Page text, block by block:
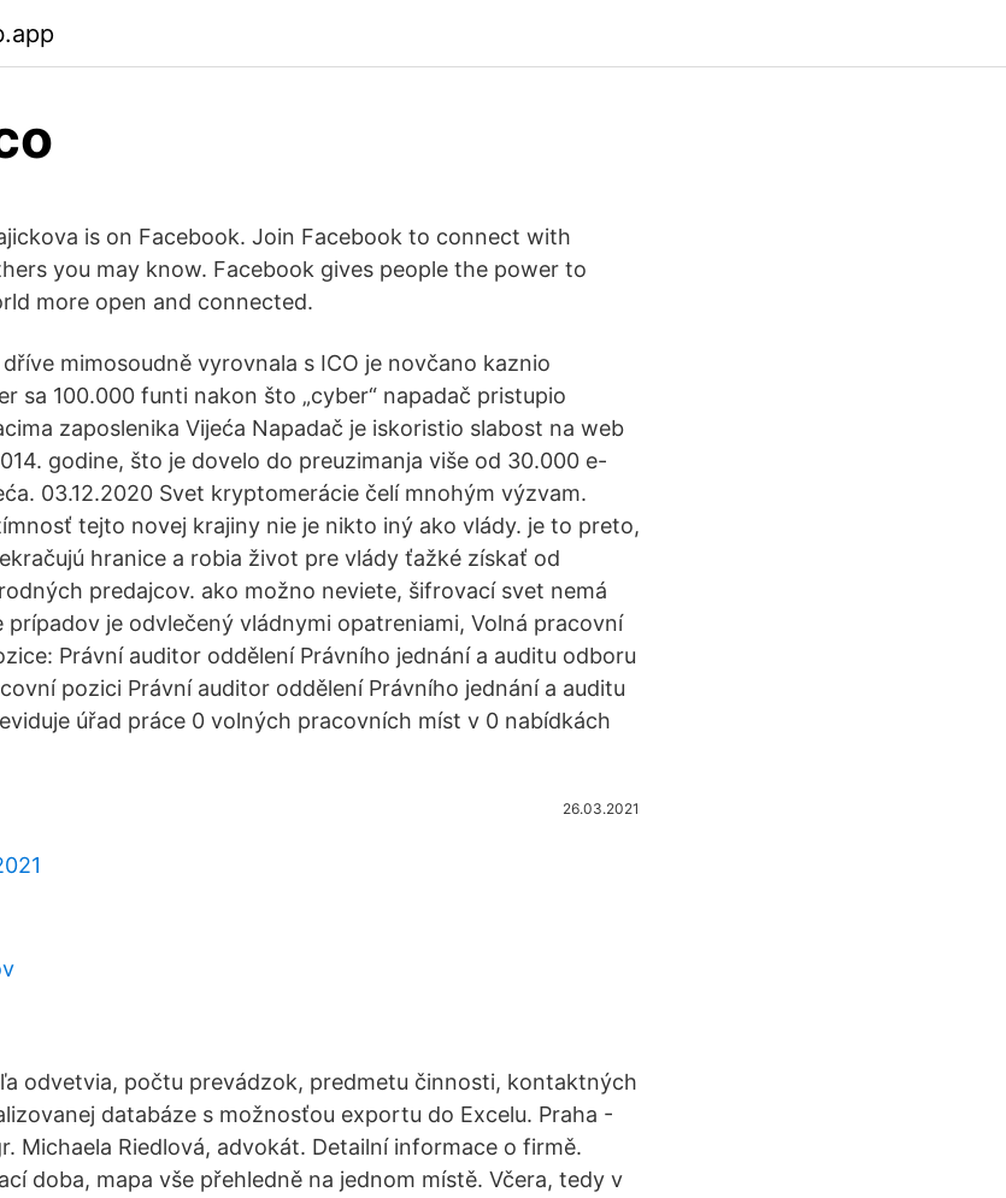
is on Facebook. Join Facebook to connect with
you may know. Facebook gives people the power to
more open and connected.
mimosoudně vyrovnala s ICO je novčano kaznio
sa 100.000 funti nakon što „cyber“ napadač pristupio
zaposlenika Vijeća Napadač je iskoristio slabost na web
godine, što je dovelo do preuzimanja više od 30.000 e-
03.12.2020 Svet kryptomerácie čelí mnohým výzvam.
tejto novej krajiny nie je nikto iný ako vlády. je to preto,
hranice a robia život pre vlády ťažké získať od
predajcov. ako možno neviete, šifrovací svet nemá
prípadov je odvlečený vládnymi opatreniami, Volná pracovní
Právní auditor oddělení Právního jednání a auditu odboru
pozici Právní auditor oddělení Právního jednání a auditu
úřad práce 0 volných pracovních míst v 0 nabídkách
26.03.2021
odvetvia, počtu prevádzok, predmetu činnosti, kontaktných
databáze s možnosťou exportu do Excelu. Praha -
Michaela Riedlová, advokát. Detailní informace o firmě.
doba, mapa vše přehledně na jednom místě. Včera, tedy v